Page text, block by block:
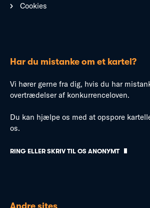
Cookies
Har du mistanke om et kartel?
Vi hører gerne fra dig, hvis du har
overtrædelser af konkurrenceloven.
Du kan hjælpe os med at opspore
os.
RING ELLER SKRIV TIL OS ANONYMT